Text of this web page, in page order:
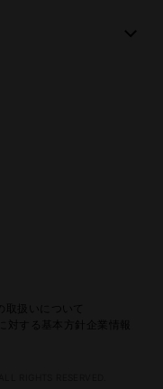
取扱いについて
対する基本方針